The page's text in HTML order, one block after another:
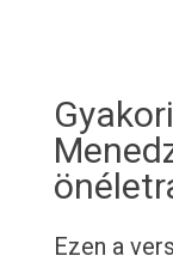
Ezen a